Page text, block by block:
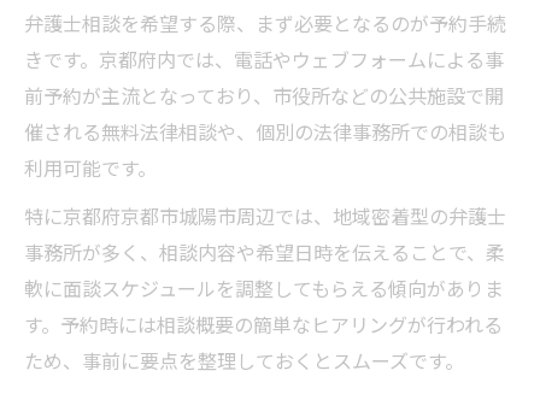
弁護士相談を希望する際、まず必要となるのが予約手続
きです。京都府内では、電話やウェブフォームによる事
前予約が主流となっており、市役所などの公共施設で開
催される無料法律相談や、個別の法律事務所での相談も
利用可能です。
特に京都府京都市城陽市周辺では、地域密着型の弁護士
事務所が多く、相談内容や希望日時を伝えることで、柔
軟に面談スケジュールを調整してもらえる傾向がありま
す。予約時には相談概要の簡単なヒアリングが行われる
ため、事前に要点を整理しておくとスムーズです。